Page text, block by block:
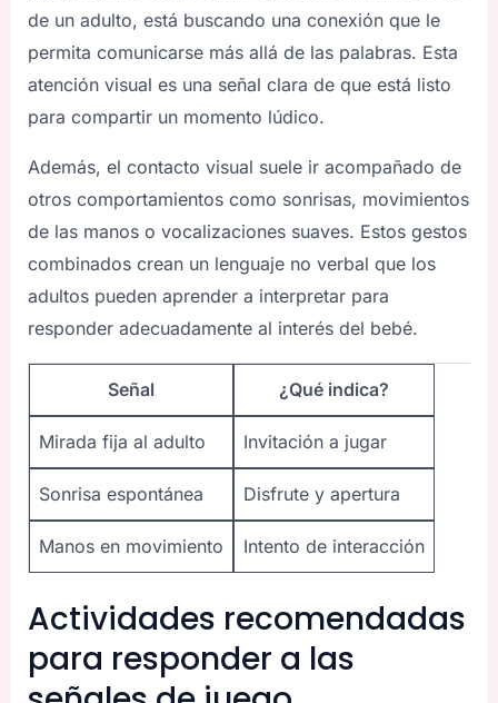
de un adulto, está buscando una conexión que le
permita comunicarse más allá de las palabras. Esta
atención visual es una señal clara de que está listo
para compartir un momento lúdico.
Además, el contacto visual suele ir acompañado de
otros comportamientos como sonrisas, movimientos
de las manos o vocalizaciones suaves. Estos gestos
combinados crean un lenguaje no verbal que los
adultos pueden aprender a interpretar para
responder adecuadamente al interés del bebé.
Señal ¿Qué indica?
Mirada fija al adulto Invitación a jugar
Sonrisa espontánea Disfrute y apertura
Manos en movimiento Intento de interacción
Actividades recomendadas
para responder a las